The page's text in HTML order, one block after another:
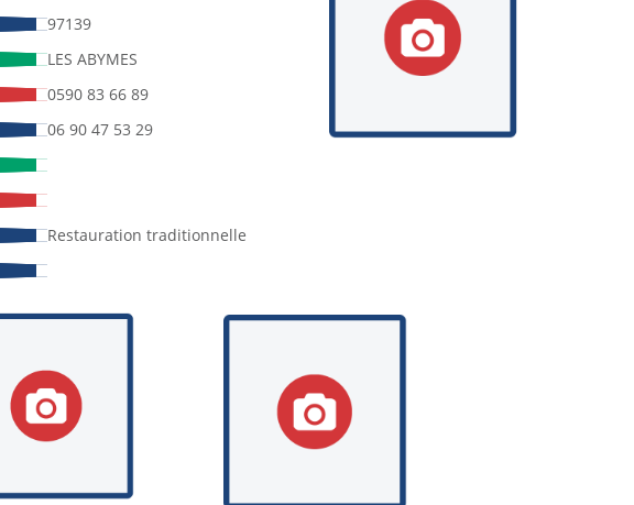
97139
LES ABYMES
0590 83 66 89
06 90 47 53 29
Restauration traditionnelle